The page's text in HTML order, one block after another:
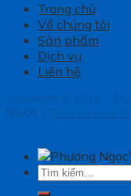
Trang chủ
Về chúng tôi
Sản phẩm
Dịch vụ
Liên hệ
Copyright © 2010 -
NGỌC | Thiết kế web &
Tìm